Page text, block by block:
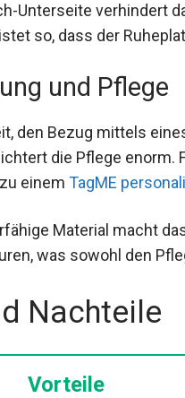
Unterseite verhindert
so, dass der
und Pflege
den Bezug mittels
die Pflege enorm.
einem TagME
Material macht
was sowohl den
Nachteile
Vorteile